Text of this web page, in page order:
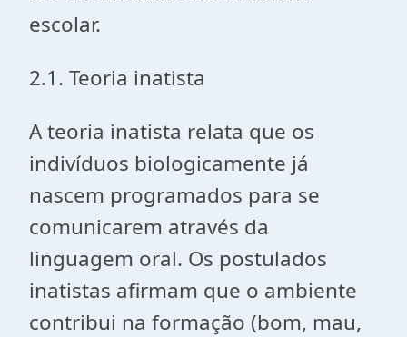
escolar.
2.1. Teoria inatista
A teoria inatista relata que os
indivíduos biologicamente já
nascem programados para se
comunicarem através da
linguagem oral. Os postulados
inatistas afirmam que o ambiente
contribui na formação (bom, mau,